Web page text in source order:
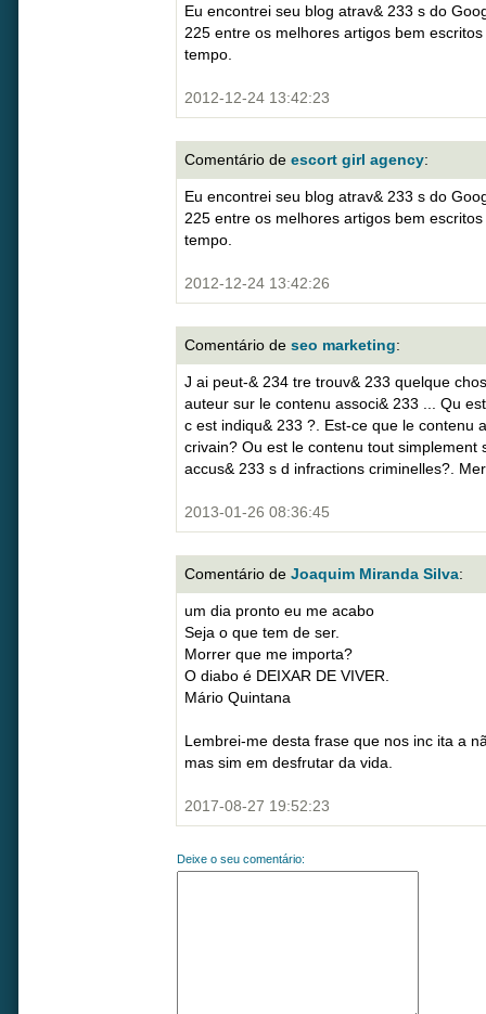
Eu encontrei seu blog atrav& 233 s do
225 entre os melhores artigos bem
tempo.
2012-12-24 13:42:23
Comentário de escort girl agency:
Eu encontrei seu blog atrav& 233 s do
225 entre os melhores artigos bem
tempo.
2012-12-24 13:42:26
Comentário de seo marketing:
J ai peut-& 234 tre trouv& 233 quelque
auteur sur le contenu associ& 233 ... Qu
c est indiqu& 233 ?. Est-ce que le contenu
crivain? Ou est le contenu tout simplement
accus& 233 s d infractions criminelles?.
2013-01-26 08:36:45
Comentário de Joaquim Miranda Silva:
um dia pronto eu me acabo
Seja o que tem de ser.
Morrer que me importa?
O diabo é DEIXAR DE VIVER.
Mário Quintana
Lembrei-me desta frase que nos inc ita a
mas sim em desfrutar da vida.
2017-08-27 19:52:23
Deixe o seu comentário: